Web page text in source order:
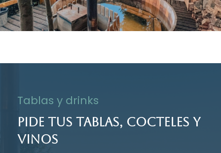
Tablas y drinks
PIDE TUS TABLAS, COCTELES Y
VINOS